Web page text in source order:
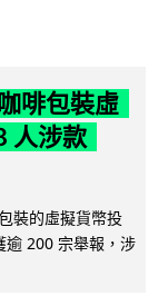
啡包裝虛
人涉款
裝的虛擬貨幣投
200 宗舉報，涉